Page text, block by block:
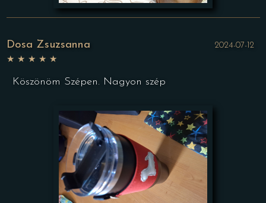
2024-07-12
Dosa Zsuzsanna
★
★
★
★
★
Köszönöm Szépen. Nagyon szép